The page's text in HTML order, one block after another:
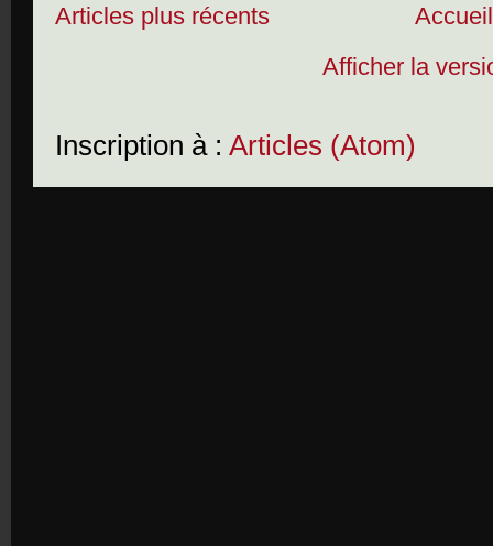
Articles plus récents
Accueil
Afficher la
Inscription à : Articles (Atom)